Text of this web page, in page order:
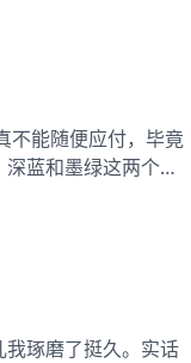
确姿势 一、蛇猪相
不能随便应付，毕竟
蓝和墨绿这两个色
点导读： 一、藏
四、布料里的小讲
琢磨了挺久。实话